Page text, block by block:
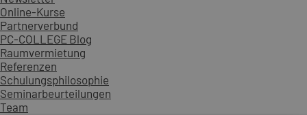
Online-Kurse
Partnerverbund
PC-COLLEGE Blog
Raumvermietung
Referenzen
Schulungsphilosophie
Seminarbeurteilungen
Team